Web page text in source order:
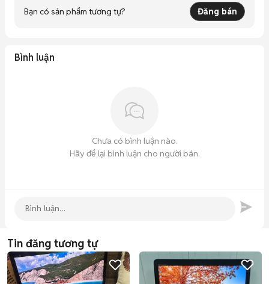
Bạn có sản phẩm tương tự? Đăng bán
Bình luận
Chưa có bình luận nào.
Hãy để lại bình luận cho người bán.
Tin đăng tương tự